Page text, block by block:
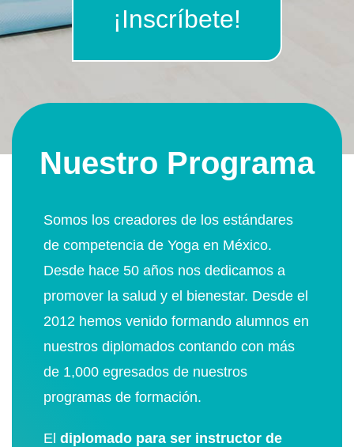
¡Inscríbete!
Nuestro Programa
Somos los creadores de los estándares
de competencia de Yoga en México.
Desde hace 50 años nos dedicamos a
promover la salud y el bienestar. Desde el
2012 hemos venido formando alumnos en
nuestros diplomados contando con más
de 1,000 egresados de nuestros
programas de formación.
El diplomado para ser instructor de